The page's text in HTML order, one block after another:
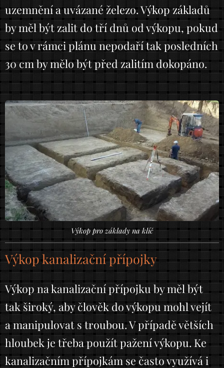
uzemnění a uvázané železo. Výkop základů
by měl být zalit do tří dnů od výkopu, pokud
se to v rámci plánu nepodaří tak posledních
30 cm by mělo být před zalitím dokopáno.
Výkop pro základy na klíč
Výkop kanalizační přípojky
Výkop na kanalizační přípojku by měl být
tak široký, aby člověk do výkopu mohl vejít
a manipulovat s troubou. V případě větších
hloubek je třeba použít pažení výkopu. Ke
kanalizačním přípojkám se často využívá i